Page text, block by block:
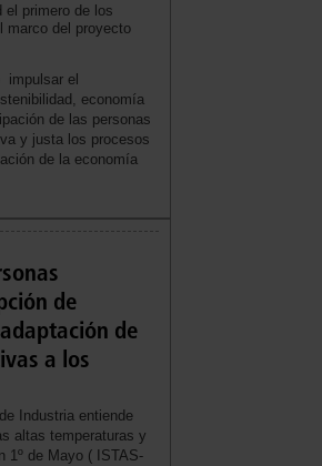
el primero de los
marco del proyecto
el
economía
de las personas
y justa los procesos
de la economía
de
de
a los
Industria entiende
altas temperaturas y
1º de Mayo ( ISTAS-